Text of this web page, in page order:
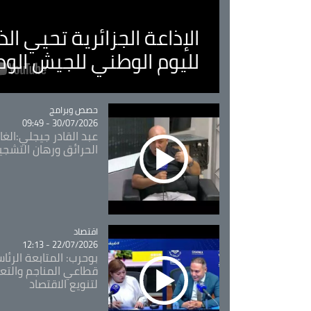
الإذاعة الجزائرية تحيي
لليوم الوطني للجيش
Catégorie
حصص وبرامج
30/07/2026 - 09:49
عبد القادر
الحرائق ورهان
Catégorie
اقتصاد
22/07/2026 - 12:13
بوحرب: المتابعة
قطاعي المناجم
لتنويع الاقتصاد